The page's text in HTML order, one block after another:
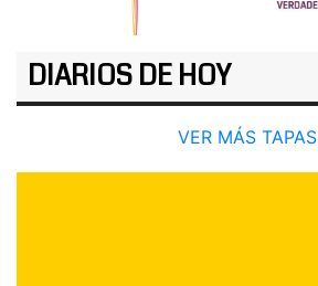
DIARIOS DE HOY
VER MÁS TAPAS